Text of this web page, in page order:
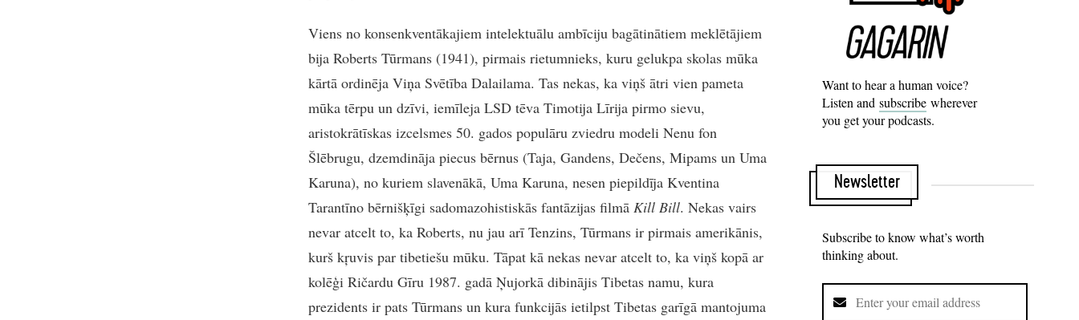
Viens no konsenkventākajiem intelektuālu ambīciju bagātinātiem meklētājiem
bija Roberts Tūrmans (1941), pirmais rietumnieks, kuru gelukpa skolas mūka
kārtā ordinēja Viņa Svētība Dalailama. Tas nekas, ka viņš ātri vien pameta
mūka tērpu un dzīvi, iemīleja LSD tēva Timotija Līrija pirmo sievu,
aristokrātīskas izcelsmes 50. gados populāru zviedru modeli Nenu fon
Šlēbrugu, dzemdināja piecus bērnus (Taja, Gandens, Dečens, Mipams un Uma
Karuna), no kuriem slavenākā, Uma Karuna, nesen piepildīja Kventina
Tarantīno bērnišķīgi sadomazohistiskās fantāzijas filmā Kill Bill. Nekas vairs
nevar atcelt to, ka Roberts, nu jau arī Tenzins, Tūrmans ir pirmais amerikānis,
kurš kŗuvis par tibetiešu mūku. Tāpat kā nekas nevar atcelt to, ka viņš kopā ar
kolēģi Ričardu Gīru 1987. gadā Ņujorkā dibinājis Tibetas namu, kura
prezidents ir pats Tūrmans un kura funkcijās ietilpst Tibetas garīgā mantojuma
Want to hear a human voice?
Listen and subscribe wherever
you get your podcasts.
Newsletter
Subscribe to know what’s worth
thinking about.